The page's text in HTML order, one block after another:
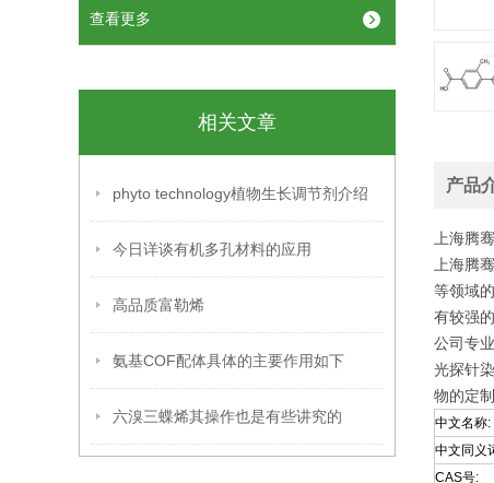
查看更多
相关文章
phyto technology植物生长调节剂介绍
今日详谈有机多孔材料的应用
高品质富勒烯
氨基COF配体具体的主要作用如下
六溴三蝶烯其操作也是有些讲究的
产品
上海腾
上海腾
等领域
有较强的
公司专
光探针
物的定制
中文名称:
中文同义
CAS号: